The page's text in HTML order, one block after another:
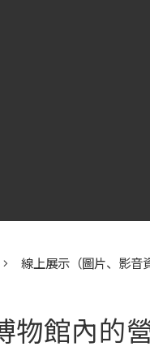
線上展示（圖片、影音
物館內的